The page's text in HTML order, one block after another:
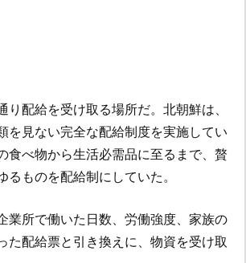
り配給を受け取る場所だ。北朝鮮は、
を見ない完全な配給制度を実施してい
食べ物から生活必需品に至るまで、贅
ものを配給制にしていた。
業所で働いた日数、労働強度、家族の
た配給票と引き換えに、物資を受け取